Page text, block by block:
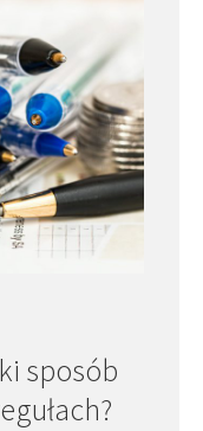
sposób